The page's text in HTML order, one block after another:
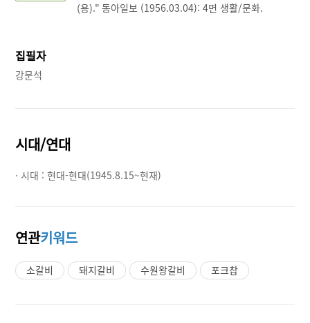
(용)." 동아일보 (1956.03.04): 4면 생활/문화.
집필자
강문석
시대/연대
· 시대 :현대-현대(1945.8.15~현재)
연관키워드
소갈비 돼지갈비 수원왕갈비 포크찹